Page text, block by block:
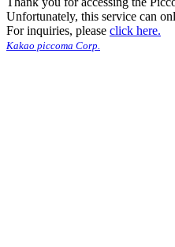
Unfortunately, this service can
For inquiries, please click here.
Kakao piccoma Corp.